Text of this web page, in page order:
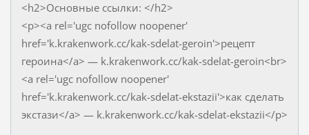
<h2>Основные ссылки: </h2>
<p><a rel='ugc nofollow noopener'
href='k.krakenwork.cc/kak-sdelat-geroin'>рецепт
героина</a> — k.krakenwork.cc/kak-sdelat-geroin<br>
<a rel='ugc nofollow noopener'
href='k.krakenwork.cc/kak-sdelat-ekstazii'>как сделать
экстази</a> — k.krakenwork.cc/kak-sdelat-ekstazii</p>